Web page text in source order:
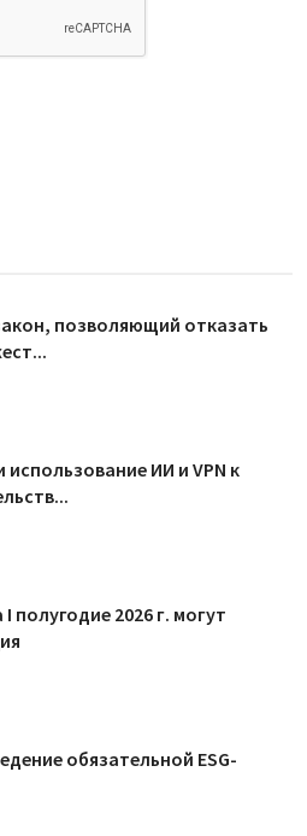
позволяющий отказать
ИИ и VPN к
полугодие 2026 г. могут
обязательной ESG-